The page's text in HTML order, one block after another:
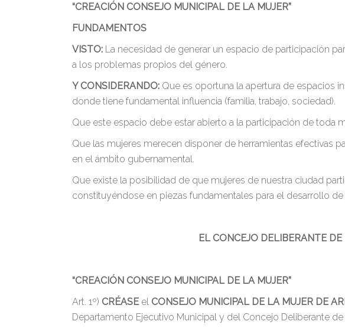
“CREACIÓN CONSEJO MUNICIPAL DE LA MUJER”
FUNDAMENTOS
VISTO: La necesidad de generar un espacio de participación
a los problemas propios del género.
Y CONSIDERANDO: Que es oportuna la apertura de espacios
donde tiene fundamental influencia (familia, trabajo, sociedad).
Que este espacio debe estar abierto a la participación de toda
Que las mujeres merecen disponer de herramientas efectivas
en el ámbito gubernamental.
Que existe la posibilidad de que mujeres de nuestra ciudad
constituyéndose en piezas fundamentales para el desarrollo
EL CONCEJO DELIBERANTE
“CREACIÓN CONSEJO MUNICIPAL DE LA MUJER”
Art. 1º) CRÉASE el CONSEJO MUNICIPAL DE LA MUJER DE
Departamento Ejecutivo Municipal y del Concejo Deliberante